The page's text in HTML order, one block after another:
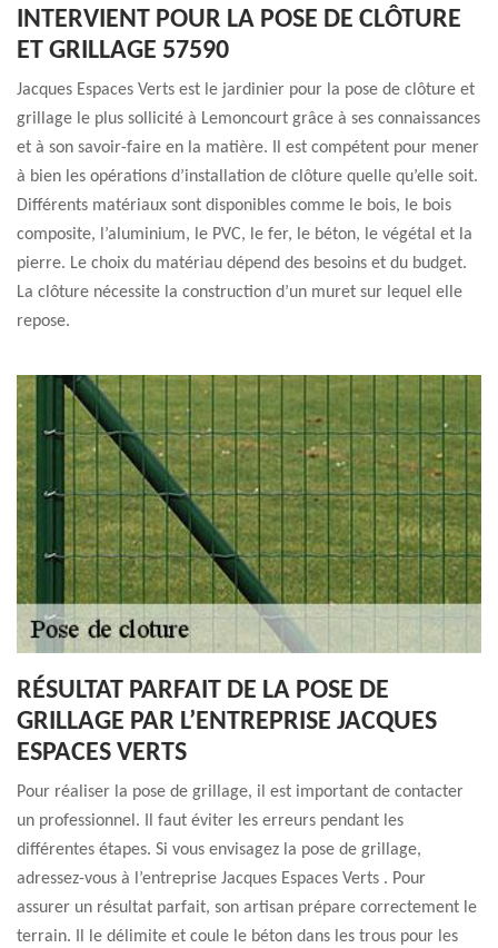
INTERVIENT POUR LA POSE DE CLÔTURE
ET GRILLAGE 57590
Jacques Espaces Verts est le jardinier pour la pose de clôture et
grillage le plus sollicité à Lemoncourt grâce à ses connaissances
et à son savoir-faire en la matière. Il est compétent pour mener
à bien les opérations d’installation de clôture quelle qu’elle soit.
Différents matériaux sont disponibles comme le bois, le bois
composite, l’aluminium, le PVC, le fer, le béton, le végétal et la
pierre. Le choix du matériau dépend des besoins et du budget.
La clôture nécessite la construction d’un muret sur lequel elle
repose.
RÉSULTAT PARFAIT DE LA POSE DE
GRILLAGE PAR L’ENTREPRISE JACQUES
ESPACES VERTS
Pour réaliser la pose de grillage, il est important de contacter
un professionnel. Il faut éviter les erreurs pendant les
différentes étapes. Si vous envisagez la pose de grillage,
adressez-vous à l’entreprise Jacques Espaces Verts . Pour
assurer un résultat parfait, son artisan prépare correctement le
terrain. Il le délimite et coule le béton dans les trous pour les